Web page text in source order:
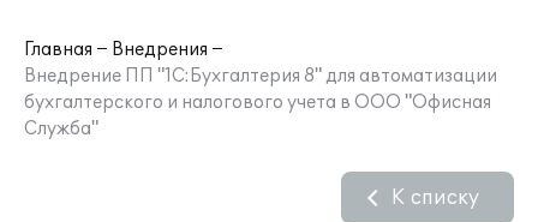
Главная
Внедрения
Внедрение ПП "1С:Бухгалтерия 8" для автоматизации
бухгалтерского и налогового учета в ООО "Офисная
Служба"
К списку